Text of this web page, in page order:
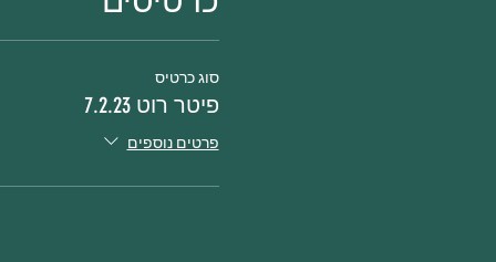
סוג כרטיס
פיטר רוט 7.2.23
פרטים נוספים